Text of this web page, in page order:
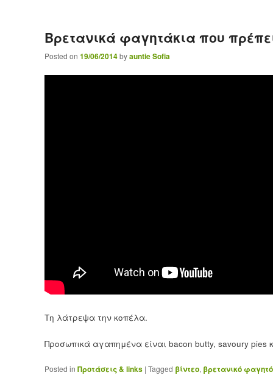
Βρετανικά φαγητάκια που
Posted on 19/06/2014byauntie Sofia
Τη λάτρεψα την κοπέλα.
Προσωπικά αγαπημένα είναι bacon butty, savoury pies
Posted in Προτάσεις & links | Tagged βίντεο, βρετανικό φαγητό